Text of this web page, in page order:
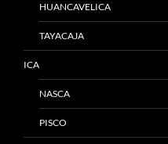
HUANCAVELICA
TAYACAJA
ICA
NASCA
PISCO